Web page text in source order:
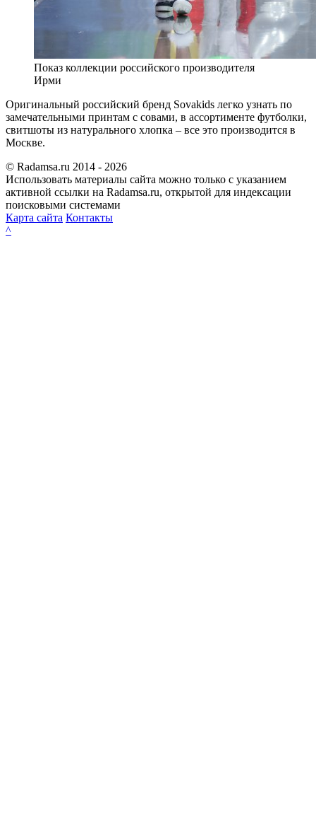
Показ коллекции российского производителя
Ирми
Оригинальный российский бренд Sovakids легко узнать по
замечательными принтам с совами, в ассортименте футболки,
свитшоты из натурального хлопка – все это производится в
Москве.
© Radamsa.ru 2014 - 2026
Использовать материалы сайта можно только с указанием
активной ссылки на Radamsa.ru, открытой для индексации
поисковыми системами
Карта сайта Контакты
^